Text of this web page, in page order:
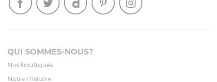
QUI SOMMES-NOUS?
Nos boutiques
Notre Histoire